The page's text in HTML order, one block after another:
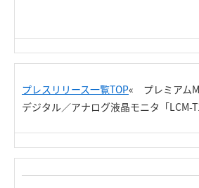
プレスリリース一覧TOP« プレミアム
デジタル／アナログ液晶モニタ「LCM-